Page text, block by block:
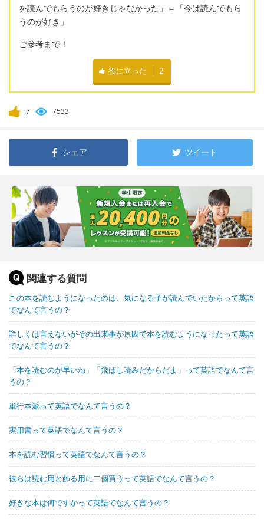
を読んでもらうのが好きじゃなかった」＝「今は読んでもら
うのが好き」
ご参考まで！
役に立った 2
7 7533
シェア ツイート
関連する質問
この本を読むようになったのは、気になる子が読んでいたからって英語
でなんて言うの？
詳しくは言えないがその出来事が原因で本を読むようになったって英語
でなんて言うの？
「本を読むのが早いね」「飛ばし読みだからだよ」って英語でなんて言
うの？
単行本派って英語でなんて言うの？
実用書って英語でなんて言うの？
本を読む習慣って英語でなんて言うの？
彼らは読む用と飾る用に二個買うって英語でなんて言うの？
好きな本は何ですかって英語でなんて言うの？